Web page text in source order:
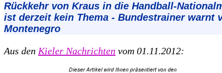
Rückkehr von Kraus in die Handball-
ist derzeit kein Thema - Bundestrainer warnt
Montenegro
Aus den Kieler Nachrichten vom 01.11.2012: